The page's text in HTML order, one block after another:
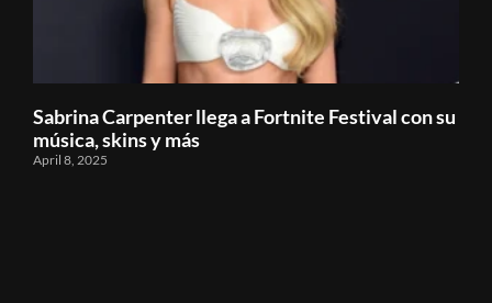
Sabrina Carpenter llega a Fortnite Festival con su
música, skins y más
April 8, 2025